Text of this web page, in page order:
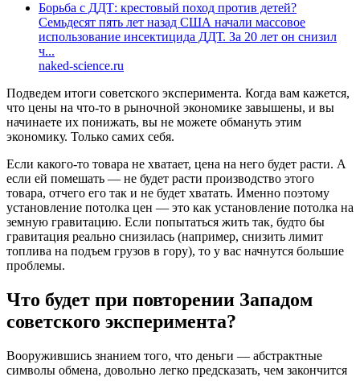
Борьба с ДДТ: крестовый поход против детей?
Семьдесят пять лет назад США начали массовое
использование инсектицида ДДТ. За 20 лет он снизил
ч...
naked-science.ru
Подведем итоги советского эксперимента. Когда вам кажется,
что цены на что-то в рыночной экономике завышены, и вы
начинаете их понижать, вы не можете обмануть этим
экономику. Только самих себя.
Если какого-то товара не хватает, цена на него будет расти. А
если ей помешать — не будет расти производство этого
товара, отчего его так и не будет хватать. Именно поэтому
установление потолка цен — это как установление потолка на
земную гравитацию. Если попытаться жить так, будто бы
гравитация реально снизилась (например, снизить лимит
топлива на подъем грузов в гору), то у вас начнутся большие
проблемы.
Что будет при повторении Западом
советского эксперимента?
Вооружившись знанием того, что деньги — абстрактные
символы обмена, довольно легко предсказать, чем закончится